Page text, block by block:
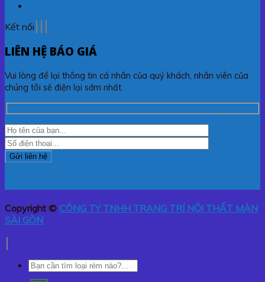
Kết nối
LIÊN HỆ BÁO GIÁ
Vui lòng để lại thông tin cá nhân của quý khách, nhân viên của
chúng tôi sẽ điện lại sớm nhất.
Copyright © CÔNG TY TNHH TRANG TRÍ NỘI THẤT MÀN
SÀI GÒN
Tìm
kiếm: